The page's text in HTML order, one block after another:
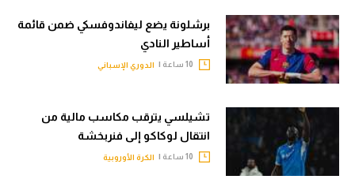
برشلونة يضع ليفاندوفسكي ضمن قائمة
أساطير النادي
الدوري الإسباني
تشيلسي يترقب مكاسب مالية من
انتقال لوكاكو إلى فنربخشة
الكرة الأوروبية